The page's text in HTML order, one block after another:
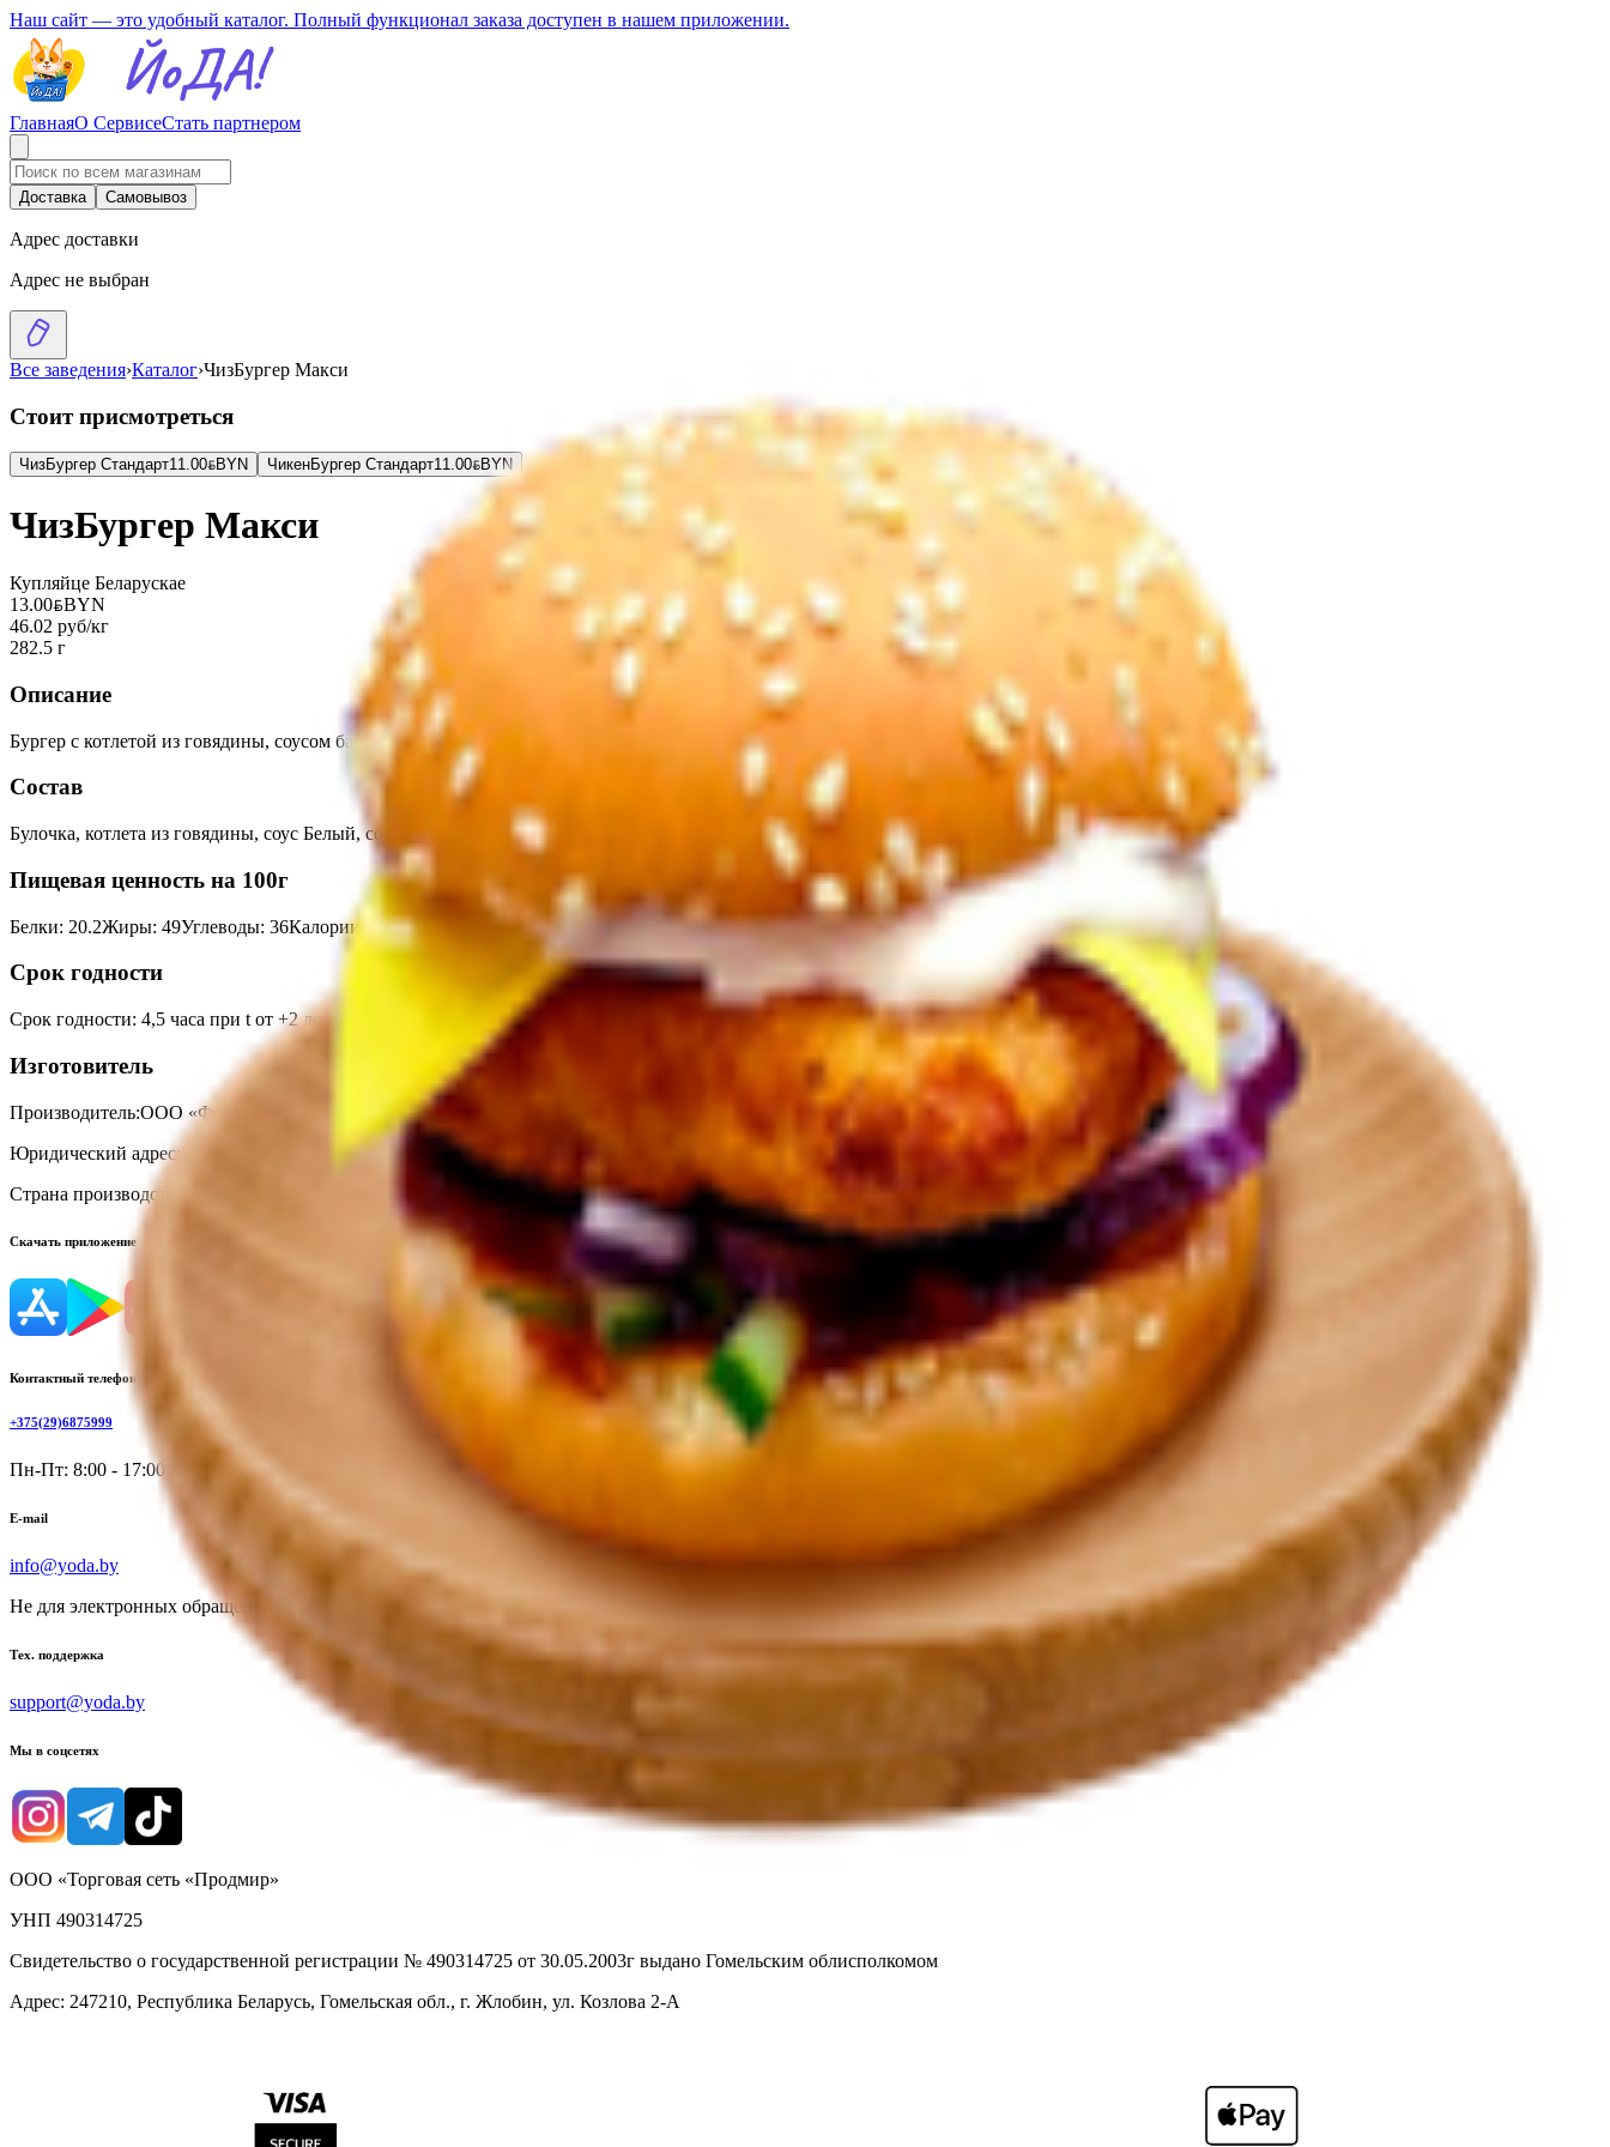
Наш сайт — это удобный каталог. Полный функционал заказа доступен в нашем приложении.
ГлавнаяО СервисеСтать партнером
Доставка Самовывоз
Адрес доставки
Адрес не выбран
Все заведения›Каталог›ЧизБургер Макси
Стоит присмотреться
ЧизБургер Стандарт11.00BYNBYN ЧикенБургер Стандарт11.00BYNBYN
ЧизБургер Макси
Купляйце Беларускае
13.00BYNBYN
46.02 руб/кг
282.5 г
Описание
Бургер с котлетой из говядины, соусом барбекю, маринованного лука и сыра.
Состав
Булочка, котлета из говядины, соус Белый, соус Барбекю, огурец, томат, сыр, лук маринованный.
Пищевая ценность на 100г
Белки: 20.2Жиры: 49Углеводы: 36Калории: 798
Срок годности
Срок годности: 4,5 часа при t от +2 до +6°С с момента приготовления
Изготовитель
Производитель:ООО «Формула-Едим»
Юридический адрес:247210, Республика Беларусь, Гомельская обл., г.Жлобин, ул.Первомайская, д.59а; 247210, Республика Беларусь, Гомельская обл., г. Жлобин. ул. Красная, 44
Страна производства:
Скачать приложение
Контактный телефон
+375(29)6875999
Пн-Пт: 8:00 - 17:00
E-mail
info@yoda.by
Не для электронных обращений
Тех. поддержка
support@yoda.by
Мы в соцсетях
ООО «Торговая сеть «Продмир»
УНП 490314725
Свидетельство о государственной регистрации № 490314725 от 30.05.2003г выдано Гомельским облисполкомом
Адрес: 247210, Республика Беларусь, Гомельская обл., г. Жлобин, ул. Козлова 2-А